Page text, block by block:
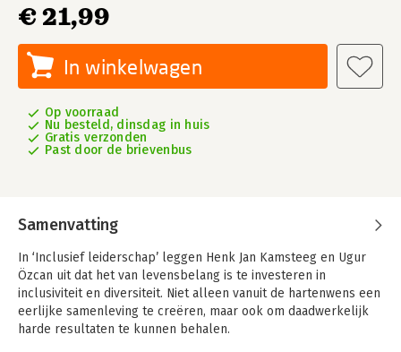
€ 21,99
In winkelwagen
Op voorraad
Nu besteld, dinsdag in huis
Gratis verzonden
Past door de brievenbus
Samenvatting
In ‘Inclusief leiderschap’ leggen Henk Jan Kamsteeg en Ugur
Özcan uit dat het van levensbelang is te investeren in
inclusiviteit en diversiteit. Niet alleen vanuit de hartenwens een
eerlijke samenleving te creëren, maar ook om daadwerkelijk
harde resultaten te kunnen behalen.